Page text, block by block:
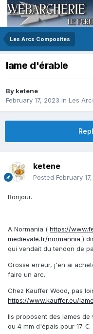
Les Arcs Composites
lame d'érable
By ketene
February 17, 2023 in Les
ketene
Posted February
Bonjour.
A Normania ( https://
medievale.fr/normannia )
qui vendait du tendon de
Grosse erreur, j'en ai
faire un arc.
Chez Kauffer Wood, pas
https://www.kauffer.eu/
Ils proposent des lames
ou 4 mm d'épais pour 17 €.